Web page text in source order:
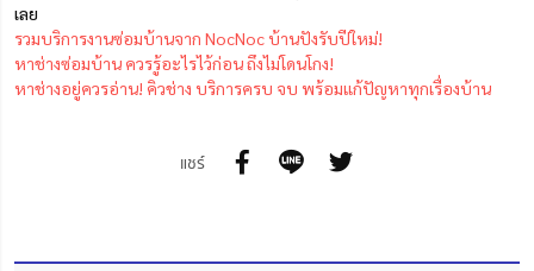
เลย
รวมบริการงานซ่อมบ้านจาก NocNoc บ้านปังรับปีใหม่!
หาช่างซ่อมบ้าน ควรรู้อะไรไว้ก่อน ถึงไม่โดนโกง!
หาช่างอยู่ควรอ่าน! คิวช่าง บริการครบ จบ พร้อมแก้ปัญหาทุกเรื่องบ้าน
แชร์